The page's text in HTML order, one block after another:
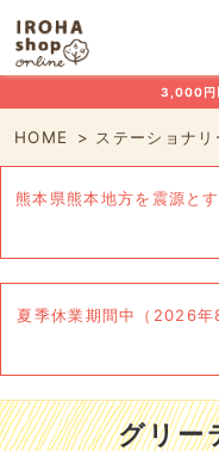
3,000円
HOME ステーショナリ
熊本県熊本地方を震源と
夏季休業期間中（2026
グリー